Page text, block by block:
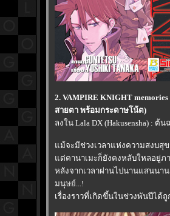
2. VAMPIRE KNIGHT
สายตา พร้อมกระดาษโน้ต)
ลงใน Lala DX (Hakusensha) : ต้
ม้จะมีช่วงเวลาแห่งความสงบสุ
ต่คานาเมะก็ยังคงหลับใหลอยู่ภ
หลังจากเวลาผ่านไปนานแสนนา
มนุษย์...!
เรื่องราวที่เกิดขึ้นในช่วงพันปีได้